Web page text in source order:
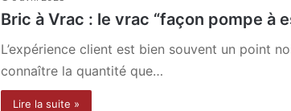
Bric à Vrac : le vrac “façon pompe à
L’expérience client est bien souvent un point
connaître la quantité que…
Lire la suite »